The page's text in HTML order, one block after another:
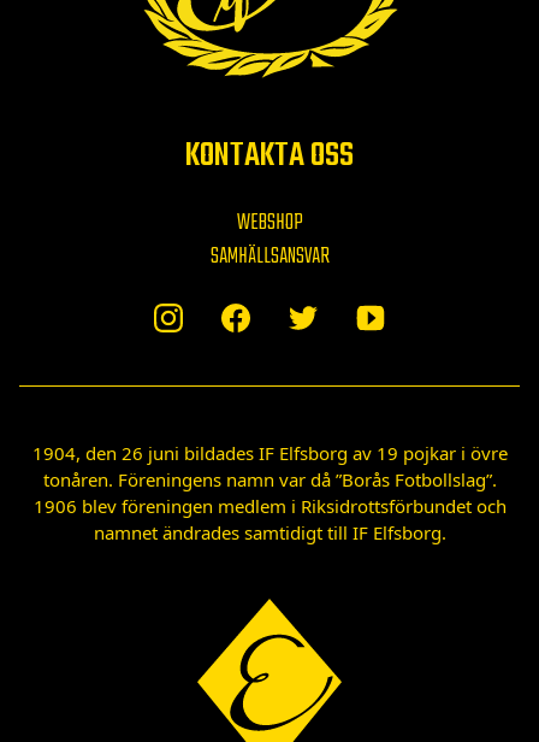
KONTAKTA OSS
WEBSHOP
SAMHÄLLSANSVAR
1904, den 26 juni bildades IF Elfsborg av 19 pojkar i övre
tonåren. Föreningens namn var då ”Borås Fotbollslag”.
1906 blev föreningen medlem i Riksidrottsförbundet och
namnet ändrades samtidigt till IF Elfsborg.